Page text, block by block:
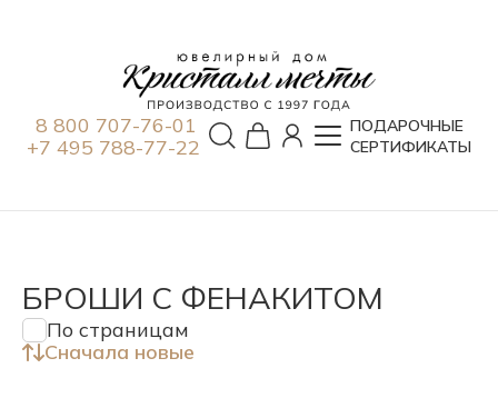
8 800 707-76-01
+7 495 788-77-22
ПОДАРОЧНЫЕ
СЕРТИФИКАТЫ
БРОШИ С ФЕНАКИТОМ
По страницам
Сначала новые